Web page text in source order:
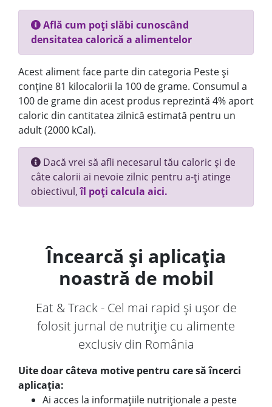
Află cum poți slăbi cunoscând
densitatea calorică a alimentelor
Acest aliment face parte din categoria Peste și
conține 81 kilocalorii la 100 de grame. Consumul a
100 de grame din acest produs reprezintă 4% aport
caloric din cantitatea zilnică estimată pentru un
adult (2000 kCal).
Dacă vrei să afli necesarul tău caloric și de
câte calorii ai nevoie zilnic pentru a-ți atinge
obiectivul,îl poți calcula aici.
Încearcă și aplicația
noastră de mobil
Eat & Track - Cel mai rapid și ușor de
folosit jurnal de nutriție cu alimente
exclusiv din România
Uite doar câteva motive pentru care să încerci
aplicația:
Ai acces la informațiile nutriționale a peste